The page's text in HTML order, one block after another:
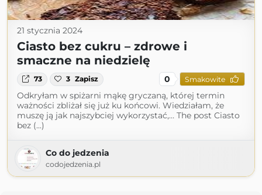
21 stycznia 2024
Ciasto bez cukru – zdrowe i
smaczne na niedzielę
73 3 Zapisz 0 Smakowite
Odkryłam w spiżarni mąkę gryczaną, której termin
ważności zbliżał się już ku końcowi. Wiedziałam, że
muszę ją jak najszybciej wykorzystać,… The post Ciasto
bez (...)
Co do jedzenia
codojedzenia.pl